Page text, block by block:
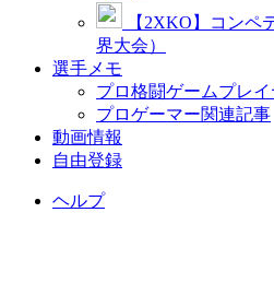
【2XKO】コンペ
界大会）
選手メモ
プロ格闘ゲームプレ
プロゲーマー関連記事
動画情報
自由登録
ヘルプ